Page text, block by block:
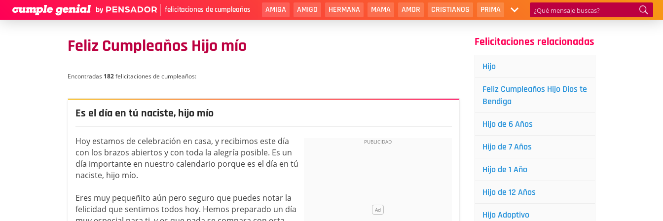
felicitaciones de cumpleaños AMIGA AMIGO HERMANA MAMA AMOR CRISTIANOS PRIMA
Feliz Cumpleaños Hijo mío
Encontradas 182felicitaciones de cumpleaños:
Es el día en tú naciste, hijo mío
Hoy estamos de celebración en casa, y recibimos este día
con los brazos abiertos y con toda la alegría posible. Es un
día importante en nuestro calendario porque es el día en tú
naciste, hijo mío.
Eres muy pequeñito aún pero seguro que puedes notar la
felicidad que sentimos todos hoy. Hemos preparado un día
Felicitaciones relacionadas
Hijo
Feliz Cumpleaños Hijo Dios te
Bendiga
Hijo de 6 Años
Hijo de 7 Años
Hijo de 1 Año
Hijo de 12 Años
Hijo Adoptivo